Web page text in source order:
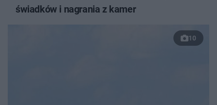
świadków i nagrania z kamer
10